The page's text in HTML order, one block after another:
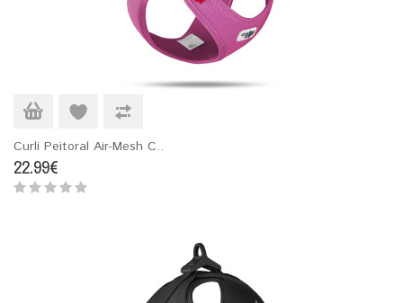
Curli Peitoral Air-Mesh C..
22.99€